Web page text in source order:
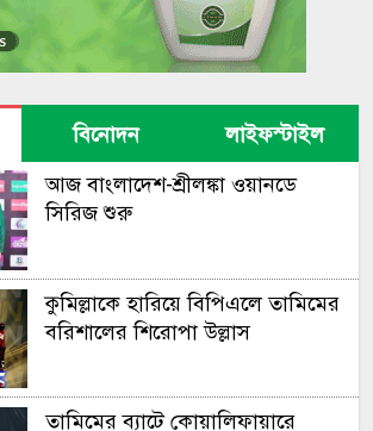
বিনোদন
লাইফস্টাইল
আজ বাংলা‌দেশ-শ্রীলঙ্কা ওয়ানডে
সি‌রিজ শুরু
কুমিল্লাকে হারিয়ে বিপিএলে তামিমের
বরিশালের শিরোপা উল্লাস
তামিমের ব্যাটে কোয়ালিফায়ারে